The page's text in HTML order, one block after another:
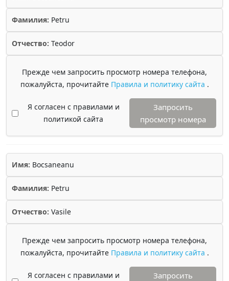
Фамилия: Petru
Отчество: Teodor
Прежде чем запросить просмотр номера телефона,
пожалуйста, прочитайте Правила и политику сайта .
Я согласен с правилами и
политикой сайта
Запросить
просмотр номера
Имя: Bocsaneanu
Фамилия: Petru
Отчество: Vasile
Прежде чем запросить просмотр номера телефона,
пожалуйста, прочитайте Правила и политику сайта .
Я согласен с правилами и
Запросить